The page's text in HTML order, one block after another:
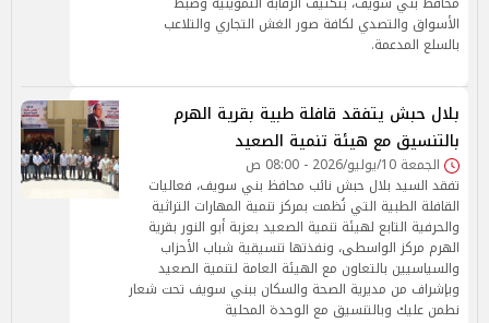
الأسواق والتصدي لكافة صور الغش التجاري والتلاعب
بالسلع المدعمة.
بلال حبش يتفقد قافلة طبية بقرية الهرم
بالتنسيق مع هيئة تنمية الصعيد
الجمعة 10/يوليو/2026 - 08:00 ص
تفقد السيد بلال حبش نائب محافظ بني سويف، فعاليات
القافلة الطبية التي نُظمت بمركز تنمية المهارات التراثية
والحرفية التابع لهيئة تنمية الصعيد بعزبة أبو النور بقرية
الهرم مركز الواسطى، ونفذتها تنسيقية شباب الأحزاب
والسياسيين بالتعاون مع الهيئة العامة لتنمية الصعيد
وبإشراف من مديرية الصحة والسكان ببني سويف تحت شعار
نطمن عليك وبالتنسيق مع الوحدة المحلية